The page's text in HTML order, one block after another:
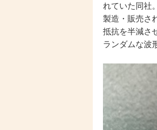
れていた同社
製造・販売さ
抵抗を半減さ
ランダムな波